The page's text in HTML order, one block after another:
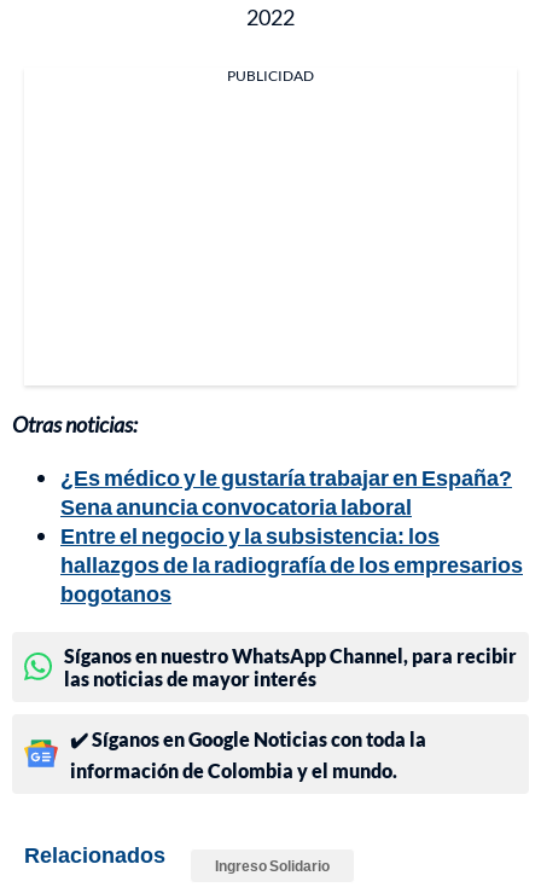
2022
PUBLICIDAD
Otras noticias:
¿Es médico y le gustaría trabajar en España?
Sena anuncia convocatoria laboral
Entre el negocio y la subsistencia: los
hallazgos de la radiografía de los empresarios
bogotanos
Síganos en nuestro WhatsApp Channel, para recibir
las noticias de mayor interés
✔️ Síganos en Google Noticias con toda la
información de Colombia y el mundo.
Relacionados Ingreso Solidario